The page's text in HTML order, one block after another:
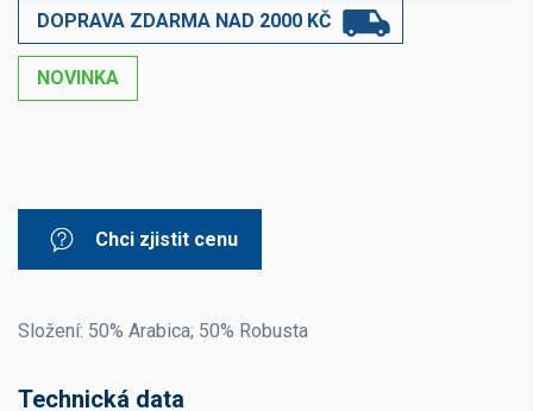
DOPRAVA ZDARMA NAD 2000 KČ
NOVINKA
Chci zjistit cenu
Složení: 50% Arabica; 50% Robusta
Technická data